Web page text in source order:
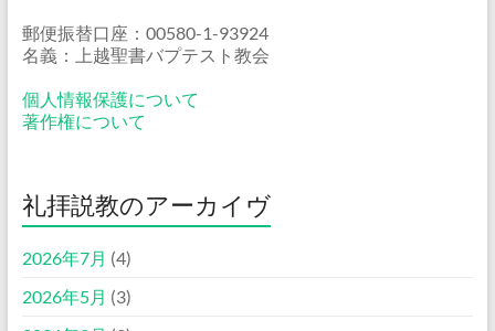
郵便振替口座：00580-1-93924
名義：上越聖書バプテスト教会
個人情報保護について
著作権について
礼拝説教のアーカイヴ
2026年7月 (4)
2026年5月 (3)